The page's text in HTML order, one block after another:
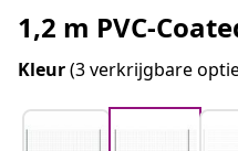
1,2 m PVC-
Kleur(3 verkrijgbare